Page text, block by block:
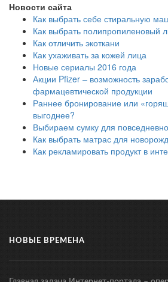
Новости сайта
Как выбрать себе стиральную
Как выбрать полипропиленовый
Как отличить экоткани
Как ухаживать за кожей лица
Новые сериалы 2016 года
Акции Pfizer – возможность
фармацевтической продукции
Раннее бронирование или
выгоднее?
Выбираем сумку для
Как выбрать матрас для
Как рекламировать продукт в
НОВЫЕ ВРЕМЕНА